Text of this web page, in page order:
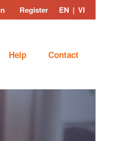
Register EN | VI
Help Contact